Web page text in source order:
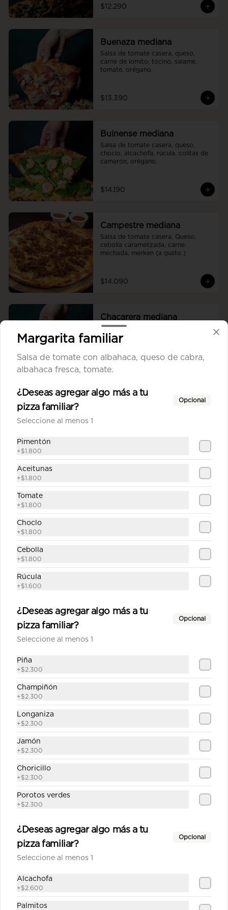
$12.290
Buenaza mediana
Salsa de tomate casera, queso,
carne de lomito, tocino, salame,
tomate, orégano.
$13.390
Buinense mediana
Salsa de tomate casera, queso,
choclo, alcachofa, rúcula, colitas de
camarón, orégano.
$14.190
Campestre mediana
Salsa de tomate casera, Queso,
cebolla caramelizada, carne
mechada, merken (a gusto )
$14.090
Chacarera mediana
Salsa de tomate casera, queso,
porotos verdes, posta molida, ají
oro, tomate.
$13.390
longaniza, carne de churrasco,
cebolla, pimentón, tomate, orégano.
Fiesta pepperoni mediana
Salsa de tomate casera, queso,
cebolla cocida, aceitunas, orégano.
$10.690
pepperoni, champiñón, posta molida,
Margarita familiar
Salsa de tomate con albahaca, queso de cabra,
albahaca fresca, tomate.
¿Deseas agregar algo más a tu
pizza familiar?
Opcional
Seleccione al menos 1
Pimentón
+$1.800
Aceitunas
+$1.800
Tomate
+$1.800
Choclo
+$1.800
Cebolla
+$1.800
Rúcula
+$1.600
¿Deseas agregar algo más a tu
pizza familiar?
Opcional
Seleccione al menos 1
Piña
+$2.300
Champiñón
+$2.300
Longaniza
+$2.300
Jamón
+$2.300
Choricillo
+$2.300
Porotos verdes
+$2.300
¿Deseas agregar algo más a tu
pizza familiar?
Opcional
Seleccione al menos 1
Alcachofa
+$2.600
Palmitos